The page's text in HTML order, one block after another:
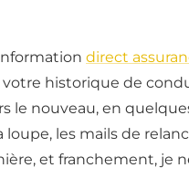
direct
historique de
le nouveau, en
loupe, les mails de
et franchement, je